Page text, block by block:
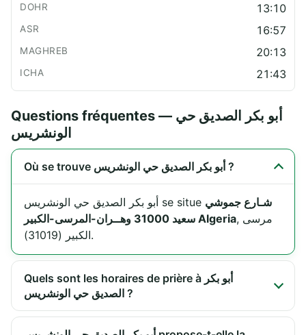
13:10
16:57
20:13
21:43
Questions fréquentes — أبو بكر الصديق حي
الونشريس
Où se trouve أبو بكر الصديق حي الونشريس ?
أبو بكر الصديق حي الونشريس se situe شـارع جموشي
سعيد 31000 وهــران-المرسى-الكبير Algeria, مرسى
الكبير (31019).
Quels sont les horaires de prière à أبو بكر
الصديق حي الونشريس ?